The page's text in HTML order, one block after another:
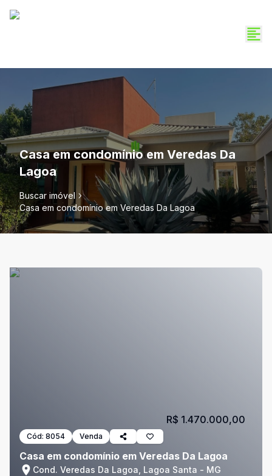
Casa em condomínio em Veredas Da
Lagoa
Buscar imóvel
Casa em condomínio em Veredas Da Lagoa
Cód: 8054 Venda
Casa em condomínio em Veredas Da Lagoa
Cond. Veredas Da Lagoa, Lagoa Santa - MG
R$ 1.470.000,00